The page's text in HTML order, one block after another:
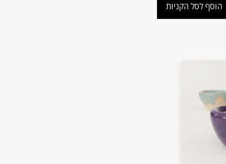
הוסף לסל הקניות